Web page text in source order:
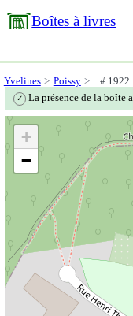
Boîtes à livres
Yvelines Poissy # 1922
✓ La présence de la boîte
+
−